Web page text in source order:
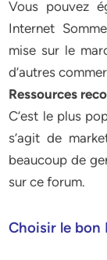
Vous pouvez
Internet
mise sur le
d’autres
Ressources
C’est le plus
s’agit de
beaucoup de
sur ce forum.
Choisir le bon